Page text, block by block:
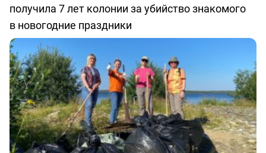
получила 7 лет колонии за убийство знакомого
в новогодние праздники